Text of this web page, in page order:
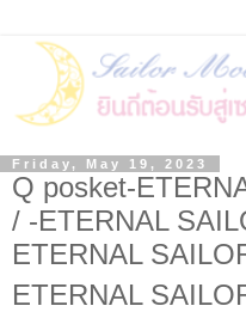
Friday, May 19, 2023
Q posket-
/ -ETERNAL
ETERNAL
ETERNAL